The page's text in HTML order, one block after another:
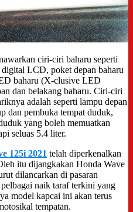
ciri-ciri baharu seperti
LCD, poket depan baharu
baharu (X-clusive LED
dan belakang baharu. Ciri-ciri
adalah seperti lampu depan
dan pembuka tempat duduk,
yang boleh memuatkan
seluas 5.4 liter.
125i 2021 telah diperkenalkan
itu dijangkakan Honda Wave
dilancarkan di pasaran
naik taraf terkini yang
model kapcai ini akan terus
tempatan.